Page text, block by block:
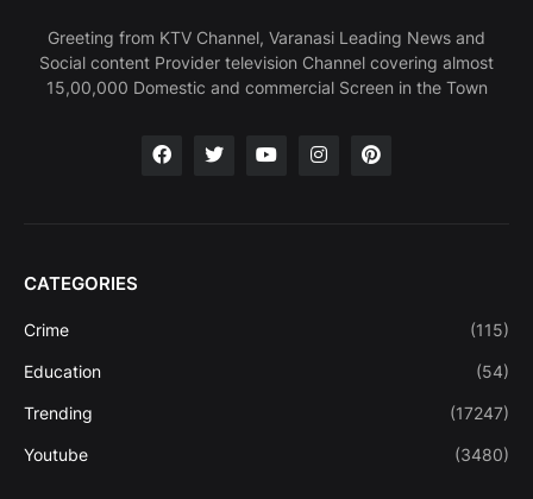
Greeting from KTV Channel, Varanasi Leading News and
Social content Provider television Channel covering almost
15,00,000 Domestic and commercial Screen in the Town
CATEGORIES
Crime (115)
Education (54)
Trending (17247)
Youtube (3480)